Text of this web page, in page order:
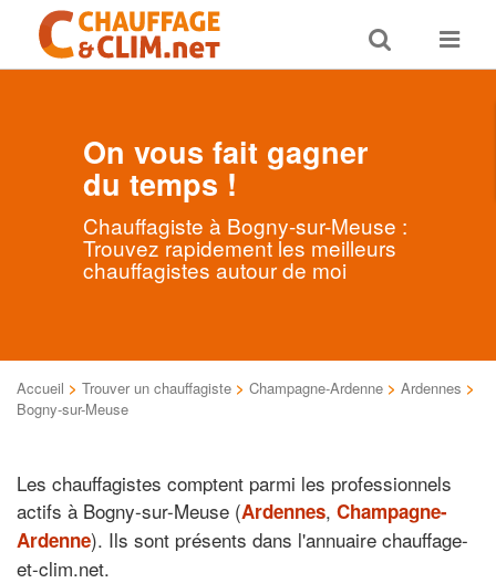
Toggle
search
Toggle
On vous fait gagner
du temps !
Chauffagiste à Bogny-sur-Meuse :
Trouvez rapidement les meilleurs
chauffagistes autour de moi
Accueil > Trouver un chauffagiste > Champagne-Ardenne > Ardennes >
Bogny-sur-Meuse
Les chauffagistes comptent parmi les professionnels
actifs à Bogny-sur-Meuse (Ardennes, Champagne-
Ardenne). Ils sont présents dans l'annuaire chauffage-
et-clim.net.